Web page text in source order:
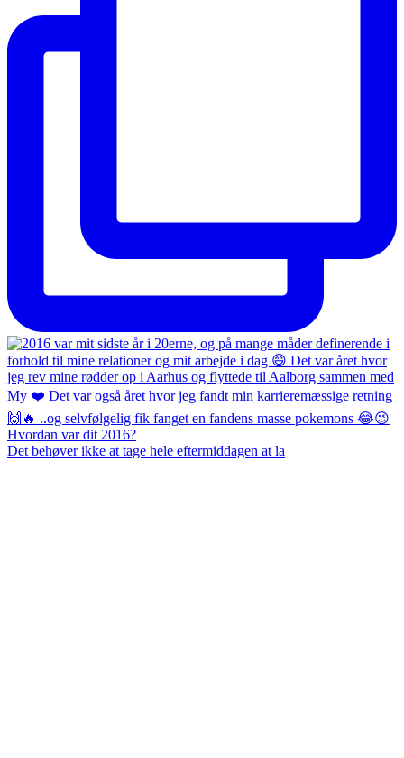
Det behøver ikke at tage hele eftermiddagen at la